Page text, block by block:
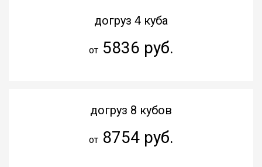
догруз 4 куба
от5836 руб.
догруз 8 кубов
от8754 руб.